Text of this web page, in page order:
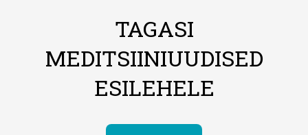
TAGASI
MEDITSIINIUUDISED
ESILEHELE